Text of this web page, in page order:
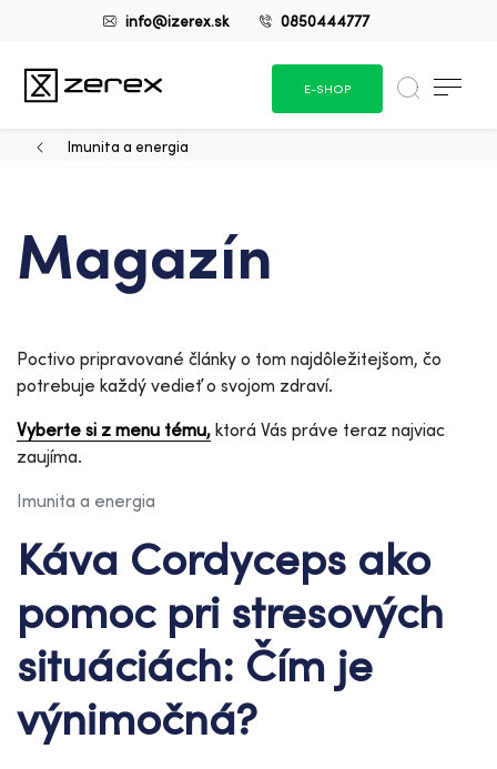
info@izerex.sk 0850444777
E-SHOP
Imunita a energia
Magazín
Poctivo pripravované články o tom najdôležitejšom, čo
potrebuje každý vedieť o svojom zdraví.
Vyberte si z menu tému, ktorá Vás práve teraz najviac
zaujíma.
Imunita a energia
Káva Cordyceps ako
pomoc pri stresových
situáciách: Čím je
výnimočná?